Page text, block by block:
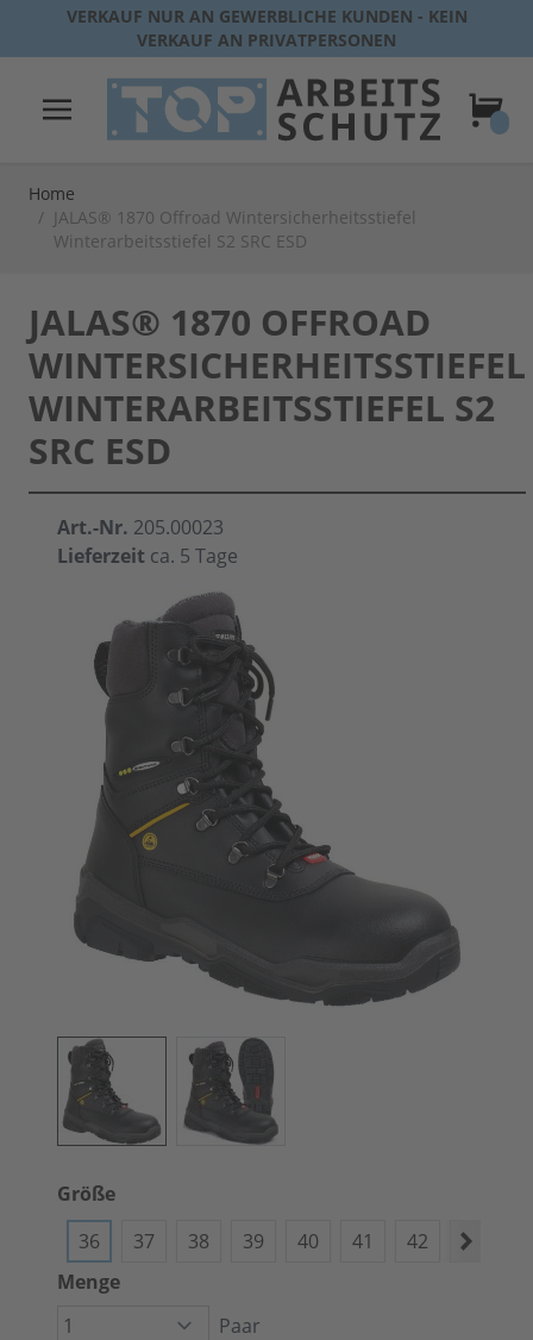
Direkt zum Inhalt
VERKAUF NUR AN GEWERBLICHE KUNDEN - KEIN
VERKAUF AN PRIVATPERSONEN
Home
/
JALAS® 1870 Offroad Wintersicherheitsstiefel
Winterarbeitsstiefel S2 SRC ESD
JALAS® 1870 OFFROAD
WINTERSICHERHEITSSTIEFEL
WINTERARBEITSSTIEFEL S2
SRC ESD
Art.-Nr. 205.00023
Lieferzeit ca. 5 Tage
Größe
36
37 38 39 40 41 42 43
Menge
Paar